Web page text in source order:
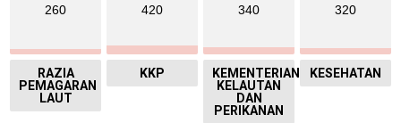
260
RAZIA
PEMAGARAN
LAUT
420
KKP
340
KEMENTERIAN
KELAUTAN
DAN
PERIKANAN
320
KESEHATAN